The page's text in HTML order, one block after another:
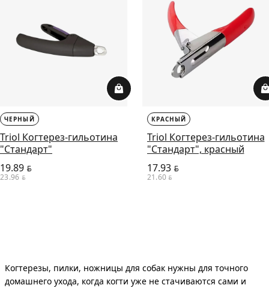
ЧЕРНЫЙ
Triol Когтерез-гильотина
"Стандарт"
19.89 BYN
23.96 BYN
КРАСНЫЙ
Triol Когтерез-гильотина
"Стандарт", красный
17.93BYN
21.60 BYN
Когтерезы, пилки, ножницы для собак нужны для точного
домашнего ухода, когда когти уже не стачиваются сами и